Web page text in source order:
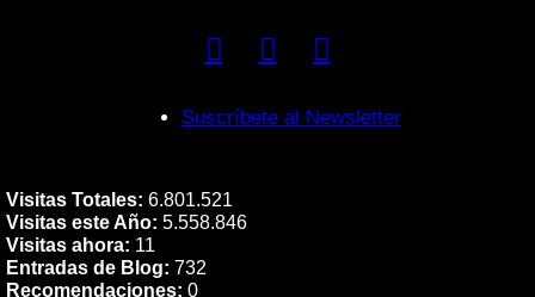
Suscríbete al Newsletter
Visitas Totales: 6.801.521
Visitas este Año: 5.558.846
Visitas ahora: 11
Entradas de Blog: 732
Recomendaciones: 0